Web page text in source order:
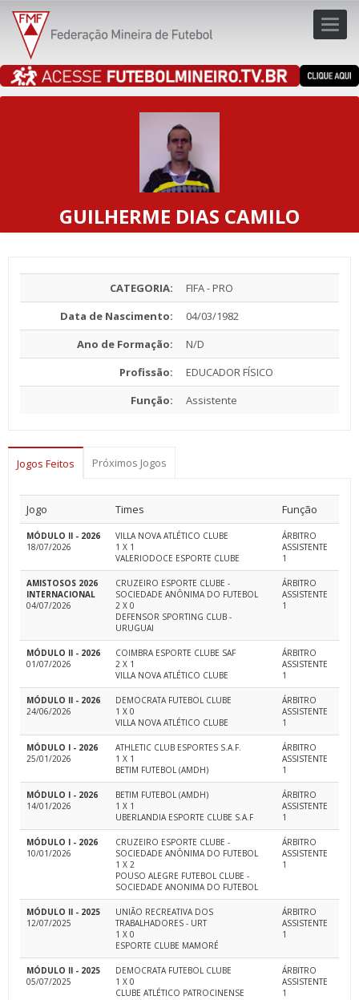
GUILHERME DIAS CAMILO
CATEGORIA:
FIFA - PRO
Data de Nascimento:
04/03/1982
Ano de Formação:
N/D
Profissão:
EDUCADOR FÍSICO
Função:
Assistente
Jogos Feitos Próximos Jogos
Jogo Times Função
MÓDULO II - 2026
18/07/2026
VILLA NOVA ATLÉTICO CLUBE
1 X 1
VALERIODOCE ESPORTE CLUBE
ÁRBITRO
ASSISTENTE
1
AMISTOSOS 2026
INTERNACIONAL
04/07/2026
CRUZEIRO ESPORTE CLUBE -
SOCIEDADE ANÔNIMA DO FUTEBOL
2 X 0
DEFENSOR SPORTING CLUB -
URUGUAI
ÁRBITRO
ASSISTENTE
1
MÓDULO II - 2026
01/07/2026
COIMBRA ESPORTE CLUBE SAF
2 X 1
VILLA NOVA ATLÉTICO CLUBE
ÁRBITRO
ASSISTENTE
1
MÓDULO II - 2026
24/06/2026
DEMOCRATA FUTEBOL CLUBE
1 X 0
VILLA NOVA ATLÉTICO CLUBE
ÁRBITRO
ASSISTENTE
1
MÓDULO I - 2026
25/01/2026
ATHLETIC CLUB ESPORTES S.A.F.
1 X 1
BETIM FUTEBOL (AMDH)
ÁRBITRO
ASSISTENTE
1
MÓDULO I - 2026
14/01/2026
BETIM FUTEBOL (AMDH)
1 X 1
UBERLANDIA ESPORTE CLUBE S.A.F
ÁRBITRO
ASSISTENTE
1
MÓDULO I - 2026
10/01/2026
CRUZEIRO ESPORTE CLUBE -
SOCIEDADE ANÔNIMA DO FUTEBOL
1 X 2
POUSO ALEGRE FUTEBOL CLUBE -
SOCIEDADE ANONIMA DO FUTEBOL
ÁRBITRO
ASSISTENTE
1
MÓDULO II - 2025
12/07/2025
UNIÃO RECREATIVA DOS
TRABALHADORES - URT
1 X 0
ESPORTE CLUBE MAMORÉ
ÁRBITRO
ASSISTENTE
1
MÓDULO II - 2025
05/07/2025
DEMOCRATA FUTEBOL CLUBE
1 X 0
CLUBE ATLÉTICO PATROCINENSE
ÁRBITRO
ASSISTENTE
1